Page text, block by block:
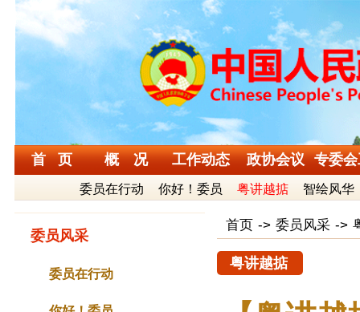
首 页 概 况 工作动态 政协会议 专委
委员在行动 你好！委员 粤讲越掂 智绘风华
委员风采
委员在行动
首页 -> 委员风采 ->
粤讲越掂